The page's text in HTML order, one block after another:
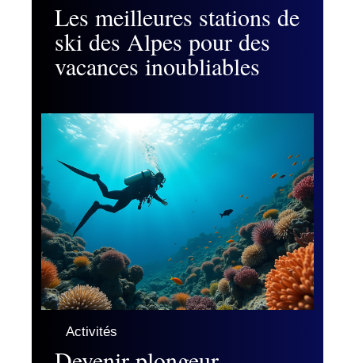
Les meilleures stations de
ski des Alpes pour des
vacances inoubliables
Activités